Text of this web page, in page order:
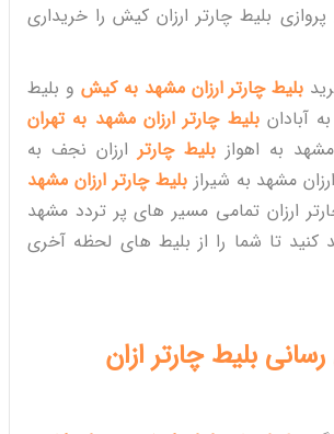
بلیط چارتر ارزان کیش را خریداری
بلیط چارتر ارزان مشهد به کیش و بلیط
آبادانبلیط چارتر ارزان مشهد به تهران
به اهواز بلیط چارتر ارزان نجف به
مشهد به شیراز بلیط چارتر ارزان مشهد
ارزان تمامی مسیر های پر تردد مشهد
کنید تا شما را از بلیط های لحظه آخری
بلیط چارتر ازان